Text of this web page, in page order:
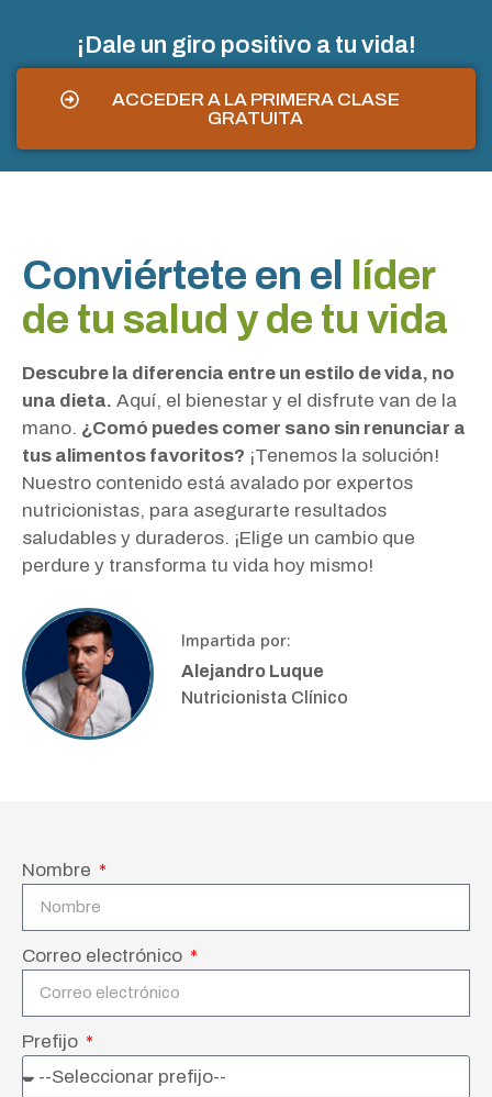
¡Dale un giro positivo a tu vida!
ACCEDER A LA PRIMERA CLASE
GRATUITA
Conviértete en el
líder
de tu salud y de tu vida
Descubre la diferencia entre un estilo de vida, no
una dieta. Aquí, el bienestar y el disfrute van de la
mano. ¿Comó puedes comer sano sin renunciar a
tus alimentos favoritos? ¡Tenemos la solución!
Nuestro contenido está avalado por expertos
nutricionistas, para asegurarte resultados
saludables y duraderos. ¡Elige un cambio que
perdure y transforma tu vida hoy mismo!
Impartida por:
Alejandro Luque
Nutricionista Clínico
Nombre
Correo electrónico
Prefijo